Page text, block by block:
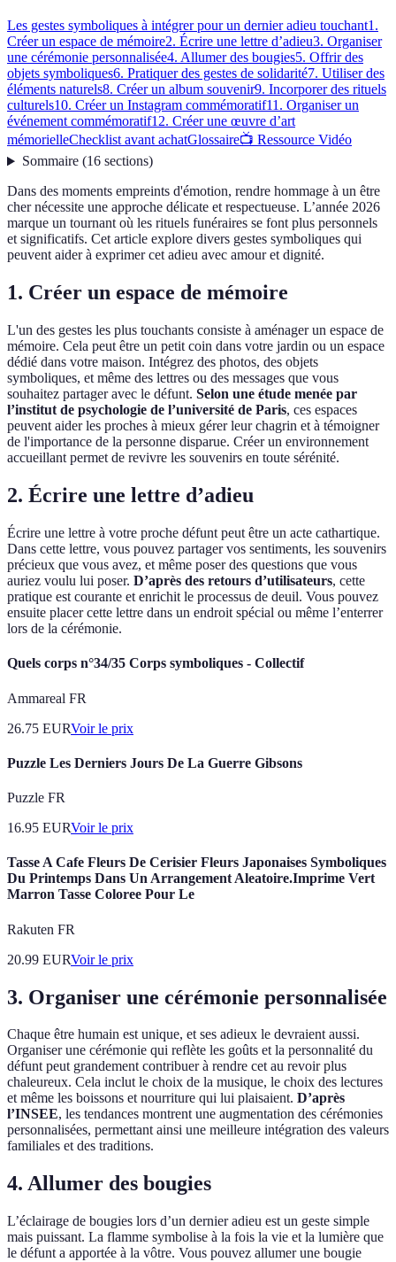
Les gestes symboliques à intégrer pour un dernier adieu touchant1.
Créer un espace de mémoire2. Écrire une lettre d’adieu3. Organiser
une cérémonie personnalisée4. Allumer des bougies5. Offrir des
objets symboliques6. Pratiquer des gestes de solidarité7. Utiliser des
éléments naturels8. Créer un album souvenir9. Incorporer des rituels
culturels10. Créer un Instagram commémoratif11. Organiser un
événement commémoratif12. Créer une œuvre d’art
mémorielleChecklist avant achatGlossaire📺 Ressource Vidéo
Sommaire(16 sections)
Dans des moments empreints d'émotion, rendre hommage à un être
cher nécessite une approche délicate et respectueuse. L’année 2026
marque un tournant où les rituels funéraires se font plus personnels
et significatifs. Cet article explore divers gestes symboliques qui
peuvent aider à exprimer cet adieu avec amour et dignité.
1. Créer un espace de mémoire
L'un des gestes les plus touchants consiste à aménager un espace de
mémoire. Cela peut être un petit coin dans votre jardin ou un espace
dédié dans votre maison. Intégrez des photos, des objets
symboliques, et même des lettres ou des messages que vous
souhaitez partager avec le défunt. Selon une étude menée par
l’institut de psychologie de l’université de Paris, ces espaces
peuvent aider les proches à mieux gérer leur chagrin et à témoigner
de l'importance de la personne disparue. Créer un environnement
accueillant permet de revivre les souvenirs en toute sérénité.
2. Écrire une lettre d’adieu
Écrire une lettre à votre proche défunt peut être un acte cathartique.
Dans cette lettre, vous pouvez partager vos sentiments, les souvenirs
précieux que vous avez, et même poser des questions que vous
auriez voulu lui poser. D’après des retours d’utilisateurs, cette
pratique est courante et enrichit le processus de deuil. Vous pouvez
ensuite placer cette lettre dans un endroit spécial ou même l’enterrer
lors de la cérémonie.
Quels corps n°34/35 Corps symboliques - Collectif
Ammareal FR
26.75 EURVoir le prix
Puzzle Les Derniers Jours De La Guerre Gibsons
Puzzle FR
16.95 EURVoir le prix
Tasse A Cafe Fleurs De Cerisier Fleurs Japonaises Symboliques
Du Printemps Dans Un Arrangement Aleatoire.Imprime Vert
Marron Tasse Coloree Pour Le
Rakuten FR
20.99 EURVoir le prix
3. Organiser une cérémonie personnalisée
Chaque être humain est unique, et ses adieux le devraient aussi.
Organiser une cérémonie qui reflète les goûts et la personnalité du
défunt peut grandement contribuer à rendre cet au revoir plus
chaleureux. Cela inclut le choix de la musique, le choix des lectures
et même les boissons et nourriture qui lui plaisaient. D’après
l’INSEE, les tendances montrent une augmentation des cérémonies
personnalisées, permettant ainsi une meilleure intégration des valeurs
familiales et des traditions.
4. Allumer des bougies
L’éclairage de bougies lors d’un dernier adieu est un geste simple
mais puissant. La flamme symbolise à la fois la vie et la lumière que
le défunt a apportée à la vôtre. Vous pouvez allumer une bougie